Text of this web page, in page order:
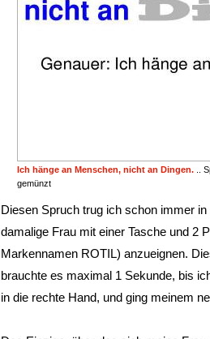
Ich hänge an Menschen, nicht an Dingen. ..
gemünzt
Diesen Spruch trug ich schon immer
damalige Frau mit einer Tasche und 2
Markennamen ROTIL) anzueignen.
brauchte es maximal 1 Sekunde, bis
in die rechte Hand, und ging meinem